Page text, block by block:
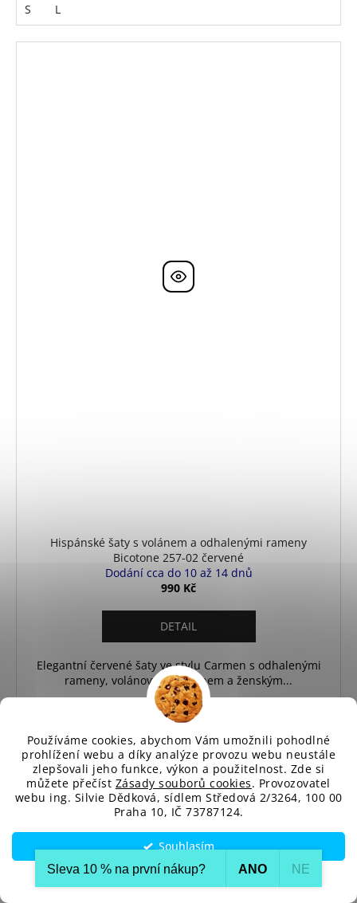
Používáme cookies, abychom Vám umožnili pohodlné
prohlížení webu a díky analýze provozu webu neustále
zlepšovali jeho funkce, výkon a použitelnost. Zde si
můžete přečíst Zásady souborů cookies. Provozovatel
webu ing. Silvie Dědková, sídlem Středová 2/3264, 100 00
Praha 10, IČ 73787124.
Souhlasím
Nastavení
S L
Hispánské šaty s volánem a odhalenými rameny
Bicotone 257-02 červené
Dodání cca do 10 až 14 dnů
990 Kč
DETAIL
Elegantní červené šaty ve stylu Carmen s odhalenými
rameny, volánovým výstřihem a ženským...
L
Sleva 10 % na první nákup?​ ANO NE